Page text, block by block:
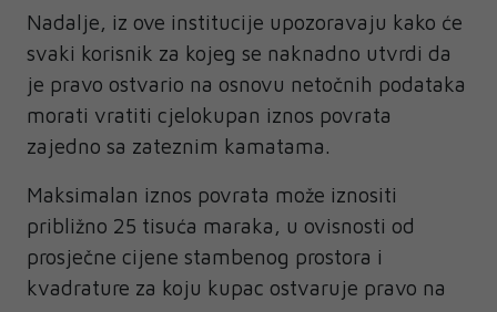
Nadalje, iz ove institucije upozoravaju kako će
svaki korisnik za kojeg se naknadno utvrdi da
je pravo ostvario na osnovu netočnih podataka
morati vratiti cjelokupan iznos povrata
zajedno sa zateznim kamatama.
Maksimalan iznos povrata može iznositi
približno 25 tisuća maraka, u ovisnosti od
prosječne cijene stambenog prostora i
kvadrature za koju kupac ostvaruje pravo na